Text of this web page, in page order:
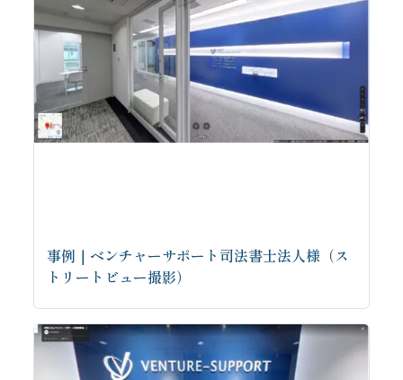
事例｜ベンチャーサポート司法書士法人様（ス
トリートビュー撮影）